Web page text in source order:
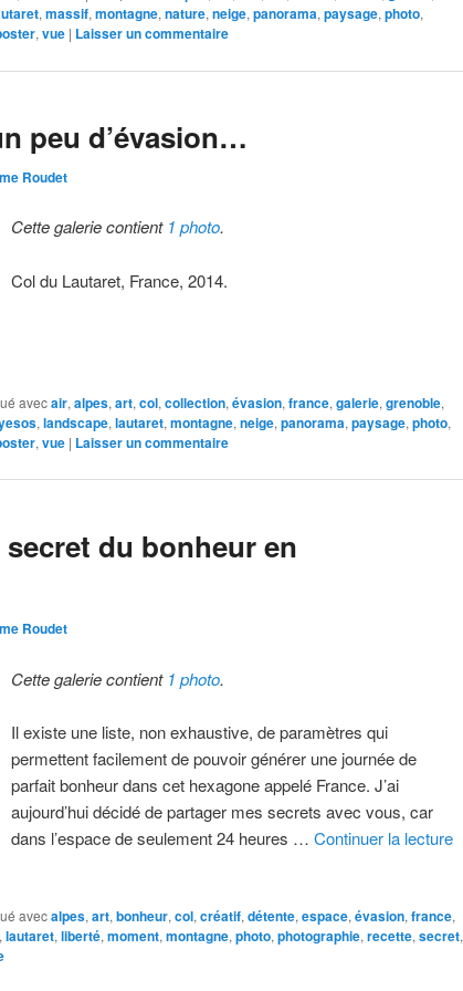
, massif, montagne, nature, neige, panorama, paysage, photo,
, vue | Laisser un commentaire
peu d’évasion…
Roudet
Cette galerie contient 1 photo.
Col du Lautaret, France, 2014.
avecair, alpes, art, col, collection, évasion, france, galerie, grenoble,
, landscape, lautaret, montagne, neige, panorama, paysage, photo,
, vue | Laisser un commentaire
secret du bonheur en
Roudet
Cette galerie contient 1 photo.
Il existe une liste, non exhaustive, de paramètres qui
permettent facilement de pouvoir générer une journée de
parfait bonheur dans cet hexagone appelé France. J’ai
aujourd’hui décidé de partager mes secrets avec vous, car
dans l’espace de seulement 24 heures …Continuer la lecture
avecalpes, art, bonheur, col, créatif, détente, espace, évasion, france,
, lautaret, liberté, moment, montagne, photo, photographie, recette, secret,